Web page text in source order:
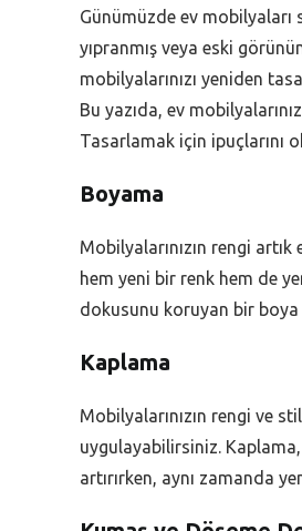
Günümüzde ev mobilyaları
yıpranmış veya eski
mobilyalarınızı yeniden
Bu yazıda, ev
Tasarlamak için ipuçlarını
Boyama
Mobilyalarınızın rengi
hem yeni bir renk hem de
dokusunu koruyan bir
Kaplama
Mobilyalarınızın rengi ve
uygulayabilirsiniz. Kaplama,
artırırken, aynı zamanda